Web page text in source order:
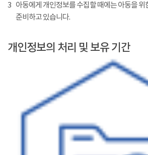
3 아동에게 개인정보를 수집할 때에는 아동을 위
준비하고 있습니다.
개인정보의 처리 및 보유 기간